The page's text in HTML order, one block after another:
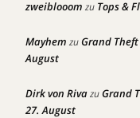
zweiblooom zu Tops &
Mayhem zuGrand Theft
August
Dirk von RivazuGrand
27. August